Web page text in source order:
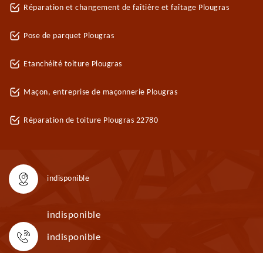
Réparation et changement de faîtière et faîtage Plougras
Pose de parquet Plougras
Etanchéité toiture Plougras
Maçon, entreprise de maçonnerie Plougras
Réparation de toiture Plougras 22780
indisponible
indisponible
indisponible